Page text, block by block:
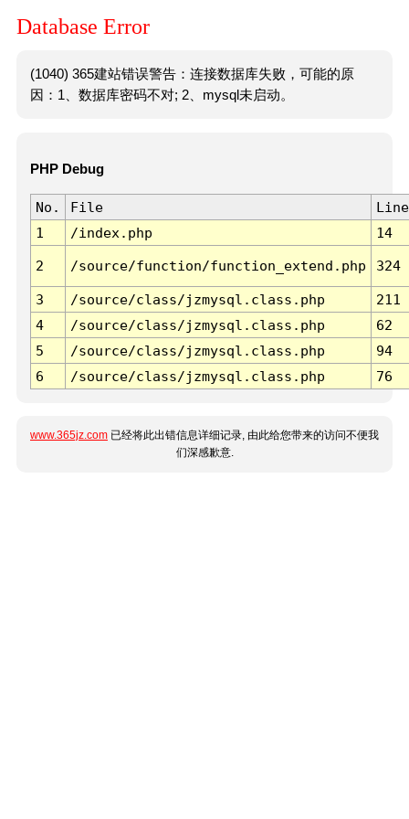
Database Error
(1040) 365建站错误警告：连接数据库失败，可能的原
因：1、数据库密码不对; 2、mysql未启动。
PHP Debug
No. File
Line
1
/index.php 14
2 /source/function/function_extend.php 324
3 /source/class/jzmysql.class.php
211
4
/source/class/jzmysql.class.php
62
5
/source/class/jzmysql.class.php
94
6
/source/class/jzmysql.class.php 76
www.365jz.com 已经将此出错信息详细记录, 由此给您带来的访问不便我
们深感歉意.